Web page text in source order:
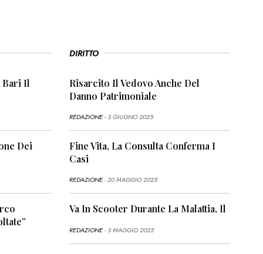
Bari Il
Dei
DIRITTO
Risarcito Il Vedovo Anche Del
Danno Patrimoniale
REDAZIONE- 3 GIUGNO 2025
Fine Vita, La Consulta Conferma I
Casi
REDAZIONE- 20 MAGGIO 2025
Va In Scooter Durante La Malattia, Il
REDAZIONE- 3 MAGGIO 2025